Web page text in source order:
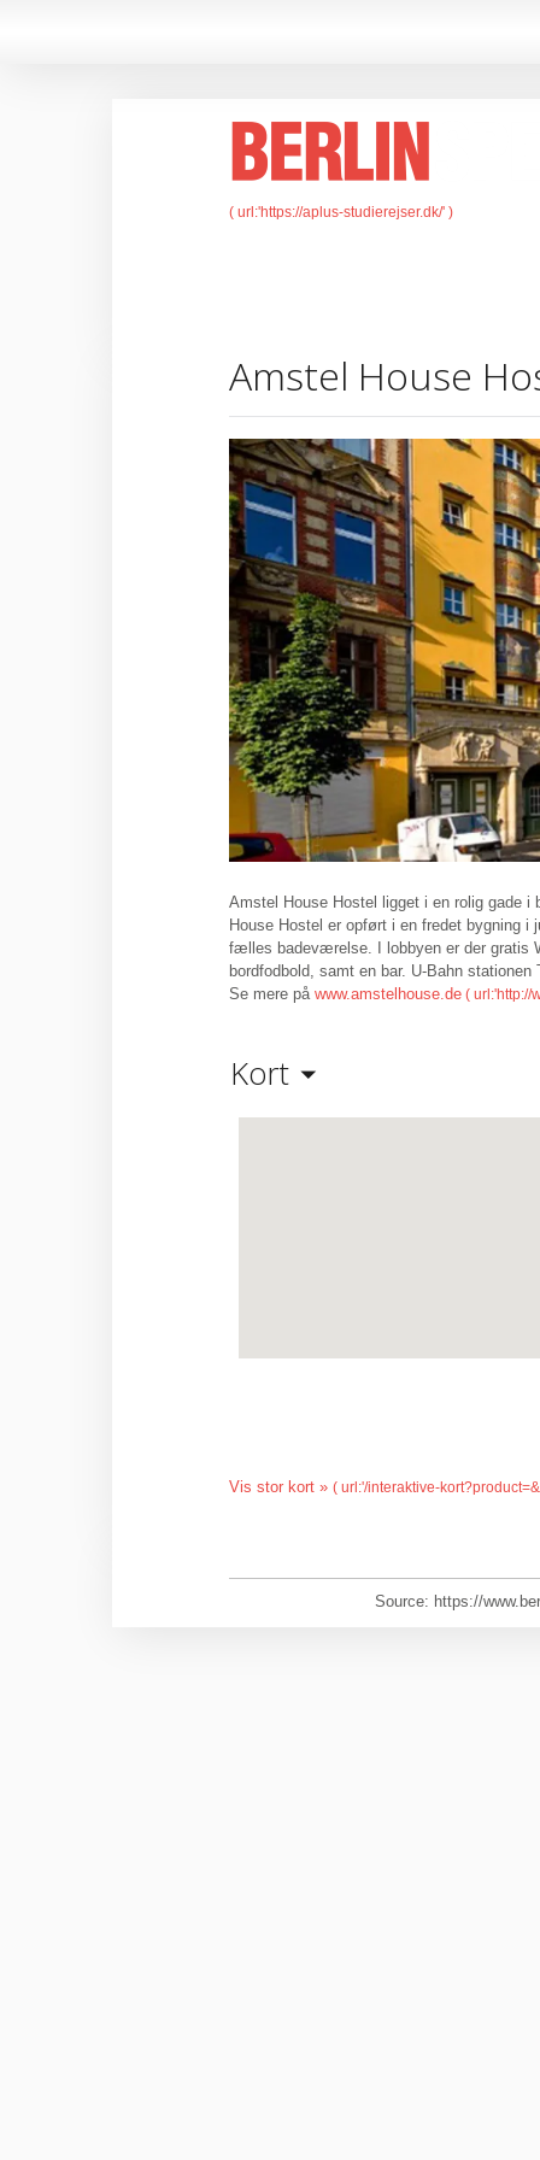
Amstel House
Amstel House Hostel ligget i en rolig gade
House Hostel er opført i en fredet bygning
fælles badeværelse. I lobbyen er der gratis
bordfodbold, samt en bar. U-Bahn
Se mere på www.amstelhouse.de
Kort
Vis stor kort »
Source: https://